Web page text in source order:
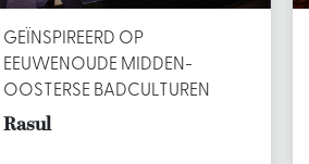
GEÏNSPIREERD OP
EEUWENOUDE MIDDEN-
OOSTERSE BADCULTUREN
Rasul